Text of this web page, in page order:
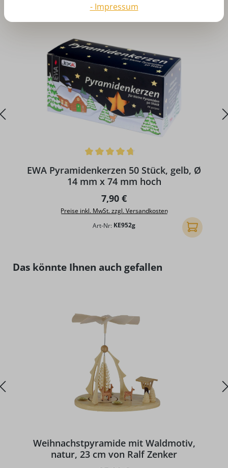
EWA Pyramidenkerzen 50 Stück, gelb, Ø
14 mm x 74 mm hoch
Regulärer Preis:
7,90 €
Preise inkl. MwSt. zzgl. Versandkosten
Art-Nr: KE952g In den
Produktgalerie überspringen
Das könnte Ihnen auch gefallen
Weihnachstpyramide mit Waldmotiv,
natur, 23 cm von Ralf Zenker
- Impressum